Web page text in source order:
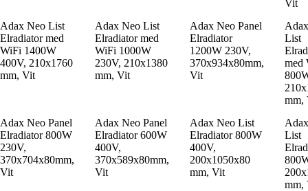
Vit
Adax Neo List
Elradiator med
WiFi 1400W
400V, 210x1760
mm, Vit
Adax Neo List
Elradiator med
WiFi 1000W
230V, 210x1380
mm, Vit
Adax Neo Panel
Elradiator
1200W 230V,
370x934x80mm,
Vit
List
med
mm,
Adax Neo Panel
Elradiator 800W
230V,
370x704x80mm,
Vit
Adax Neo Panel
Elradiator 600W
400V,
370x589x80mm,
Vit
Adax Neo List
Elradiator 800W
400V,
200x1050x80
mm, Vit
List
mm,